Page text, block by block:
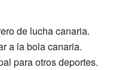
de lucha canaria.
a la bola canaria.
para otros deportes.